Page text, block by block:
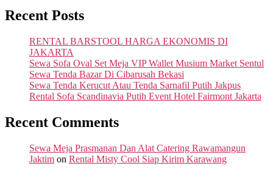
Recent Posts
RENTAL BARSTOOL HARGA EKONOMIS DI
JAKARTA
Sewa Sofa Oval Set Meja VIP Wallet Musium Market Sentul
Sewa Tenda Bazar Di Cibarusah Bekasi
Sewa Tenda Kerucut Atau Tenda Sarnafil Putih Jakpus
Rental Sofa Scandinavia Putih Event Hotel Fairmont Jakarta
Recent Comments
Sewa Meja Prasmanan Dan Alat Catering Rawamangun
Jaktim on Rental Misty Cool Siap Kirim Karawang